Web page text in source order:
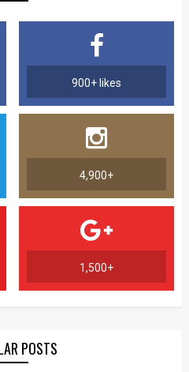
900+ likes
4,900+
1,500+
POSTS